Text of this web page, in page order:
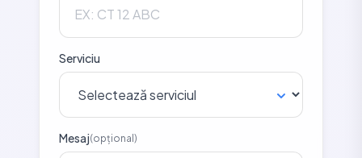
Serviciu
Mesaj(opțional)